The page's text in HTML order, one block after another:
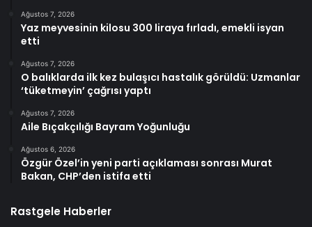
Ağustos 7, 2026
Yaz meyvesinin kilosu 300 liraya fırladı, emekli isyan
etti
Ağustos 7, 2026
O balıklarda ilk kez bulaşıcı hastalık görüldü: Uzmanlar
‘tüketmeyin’ çağrısı yaptı
Ağustos 7, 2026
Aile Bıçakçılığı Bayram Yoğunluğu
Ağustos 6, 2026
Özgür Özel’in yeni parti açıklaması sonrası Murat
Bakan, CHP’den istifa etti
Rastgele Haberler